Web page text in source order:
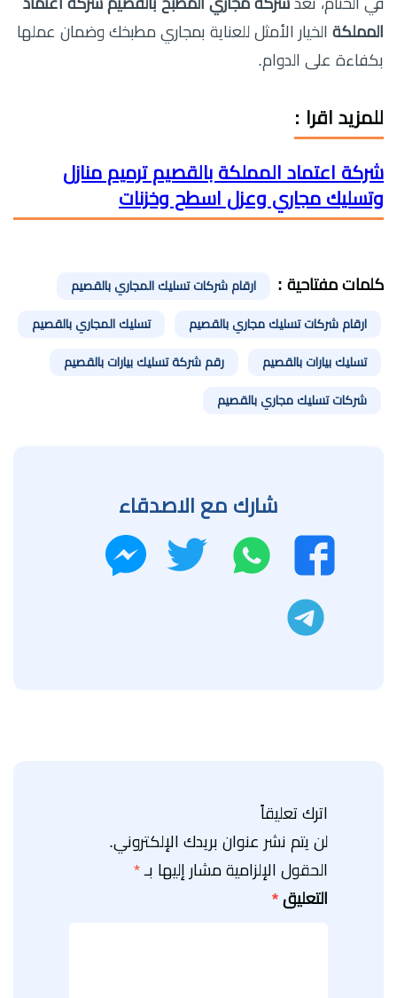
المملكة الخيار الأمثل للعناية بمجاري مطبخك وضمان عملها
بكفاءة على الدوام.
للمزيد اقرا :
شركة اعتماد المملكة بالقصيم ترميم منازل
وتسليك مجاري وعزل اسطح وخزنات
كلمات مفتاحية : ارقام شركات تسليك المجاري بالقصيم
ارقام شركات تسليك مجاري بالقصيم تسليك المجاري بالقصيم
تسليك بيارات بالقصيم رقم شركة تسليك بيارات بالقصيم
شركات تسليك مجاري بالقصيم
شارك مع الاصدقاء
فيسبوك
واتساب تويتر
اترك تعليقاً
لن يتم نشر عنوان بريدك الإلكتروني.
الحقول الإلزامية مشار إليها بـ *
التعليق *